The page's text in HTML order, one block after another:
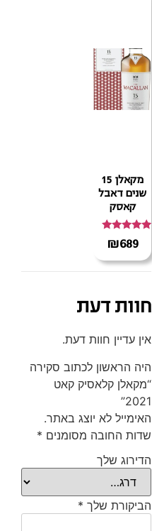
מקאלן 15
שנים דאבל
קאסק
5.00
מתוך 5
₪689
חוות דעת
אין עדיין חוות דעת.
היה הראשון לכתוב סקירה
“מקאלן קלאסיק קאט
2021”
האימייל לא יוצג באתר.
שדות החובה מסומנים *
הדירוג שלך
הביקורת שלך *